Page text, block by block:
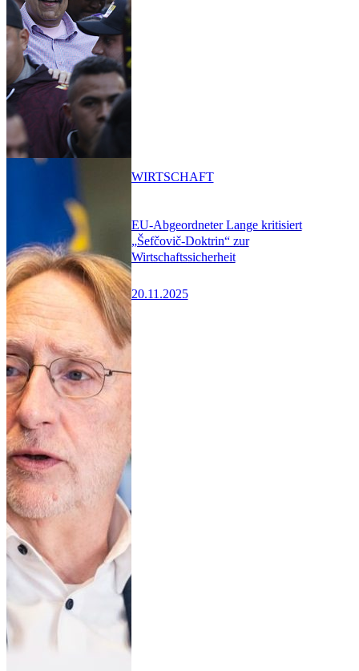
EU-Abgeordneter Lange kritisiert
„Šefčovič-Doktrin“ zur
Wirtschaftssicherheit
20.11.2025
WIRTSCHAFT